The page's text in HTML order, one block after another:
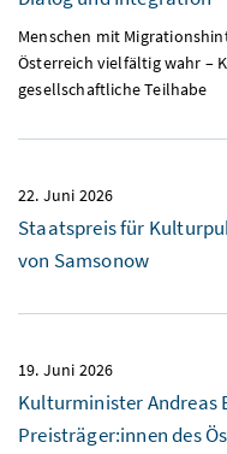
Menschen mit
Österreich vielfältig wahr –
gesellschaftliche Teilhabe
22. Juni 2026
Staatspreis für
von Samsonow
19. Juni 2026
Kulturminister Andreas
Preisträger:innen des